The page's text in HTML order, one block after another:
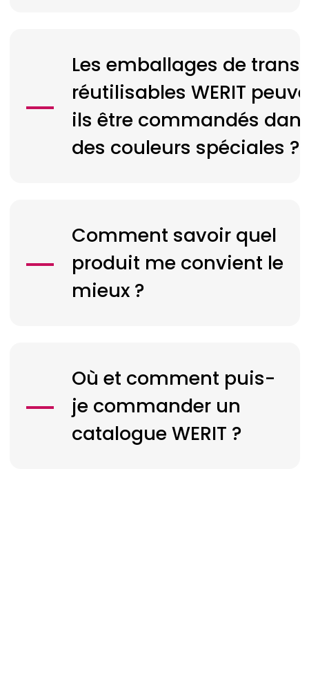
Les emballages de
réutilisables WERIT
ils être commandés
des couleurs spéciales ?
Comment savoir quel
produit me convient le
mieux ?
Où et comment puis-
je commander un
catalogueWERIT ?